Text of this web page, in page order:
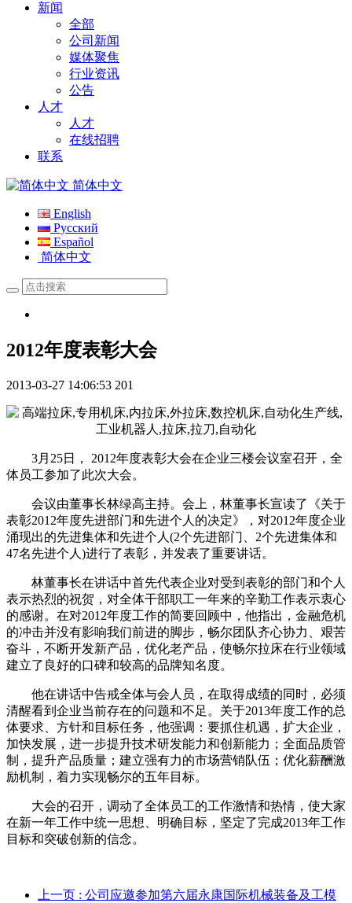
新闻
全部
公司新闻
媒体聚焦
行业资讯
公告
人才
人才
在线招聘
联系
简体中文
English
Русский
Español
简体中文
2012年度表彰大会
2013-03-27 14:06:53 201
3月25日， 2012年度表彰大会在企业三楼会议室召开，全
体员工参加了此次大会。
会议由董事长林绿高主持。会上，林董事长宣读了《关于
表彰2012年度先进部门和先进个人的决定》，对2012年度企业
涌现出的先进集体和先进个人(2个先进部门、2个先进集体和
47名先进个人)进行了表彰，并发表了重要讲话。
林董事长在讲话中首先代表企业对受到表彰的部门和个人
表示热烈的祝贺，对全体干部职工一年来的辛勤工作表示衷心
的感谢。在对2012年度工作的简要回顾中，他指出，金融危机
的冲击并没有影响我们前进的脚步，畅尔团队齐心协力、艰苦
奋斗，不断开发新产品，优化老产品，使畅尔拉床在行业领域
建立了良好的口碑和较高的品牌知名度。
他在讲话中告戒全体与会人员，在取得成绩的同时，必须
清醒看到企业当前存在的问题和不足。关于2013年度工作的总
体要求、方针和目标任务，他强调：要抓住机遇，扩大企业，
加快发展，进一步提升技术研发能力和创新能力；全面品质管
制，提升产品质量；建立强有力的市场营销队伍；优化薪酬激
励机制，着力实现畅尔的五年目标。
大会的召开，调动了全体员工的工作激情和热情，使大家
在新一年工作中统一思想、明确目标，坚定了完成2013年工作
目标和突破创新的信念。
上一页 : 公司应邀参加第六届永康国际机械装备及工模